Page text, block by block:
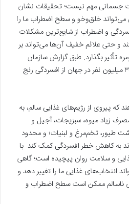
جسمانی مهم نیست؛ تحقیقات نشان
می‌تواند خلق‌وخو و سطح اضطراب ما را
و اضطراب از شایع‌ترین مشکلات
و حتی علائم خفیف آن‌ها می‌تواند بر
تأثیر بگذارد. طبق گزارش سازمان
جهانی بهداشت، بیش از ۳۵۰ میلیون نفر در جهان از افسردگی رنج
پیروی از رژیم‌های غذایی سالم، به
زیاد میوه، سبزیجات، آجیل و
طیور، تخم‌مرغ و لبنیات؛ و محدود
به کاهش خطر افسردگی کمک کند. با
و سلامت روان پیچیده است؛ گاهی
انتخاب‌های غذایی ما را تغییر دهد و
ناسالم ممکن است سطح اضطراب و